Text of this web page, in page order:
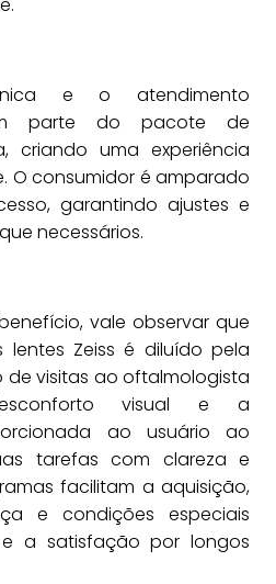
e o atendimento
parte do pacote de
criando uma experiência
O consumidor é amparado
garantindo ajustes e
necessários.
vale observar que
Zeiss é diluído pela
de visitas ao oftalmologista
visual e a
ao usuário ao
tarefas com clareza e
facilitam a aquisição,
e condições especiais
a satisfação por longos